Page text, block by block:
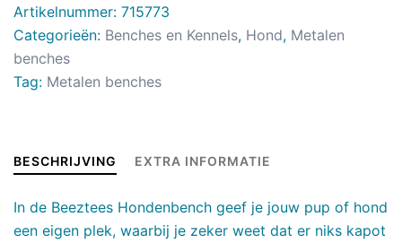
Artikelnummer: 715773
Categorieën: Benches en Kennels, Hond, Metalen
benches
Tag: Metalen benches
BESCHRIJVING EXTRA INFORMATIE
In de Beeztees Hondenbench geef je jouw pup of hond
een eigen plek, waarbij je zeker weet dat er niks kapot